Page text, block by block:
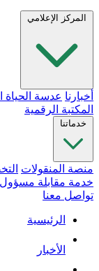
المركز الإعلامي
أخبارنا عدسة الحياة
المكتبة الرقمية
خدماتنا
منصة المنقولات
خدمة مقابلة مسؤول
تواصل معنا
الرئيسية
الأخبار